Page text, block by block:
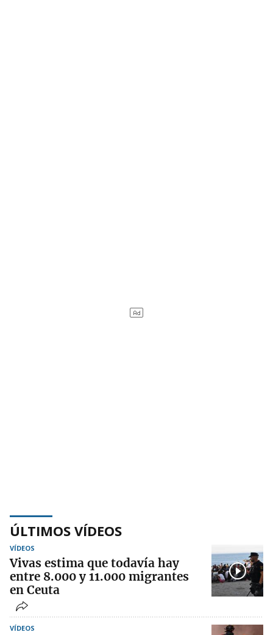
ÚLTIMOS VÍDEOS
VÍDEOS
Vivas estima que todavía hay
entre 8.000 y 11.000 migrantes
en Ceuta
VÍDEOS